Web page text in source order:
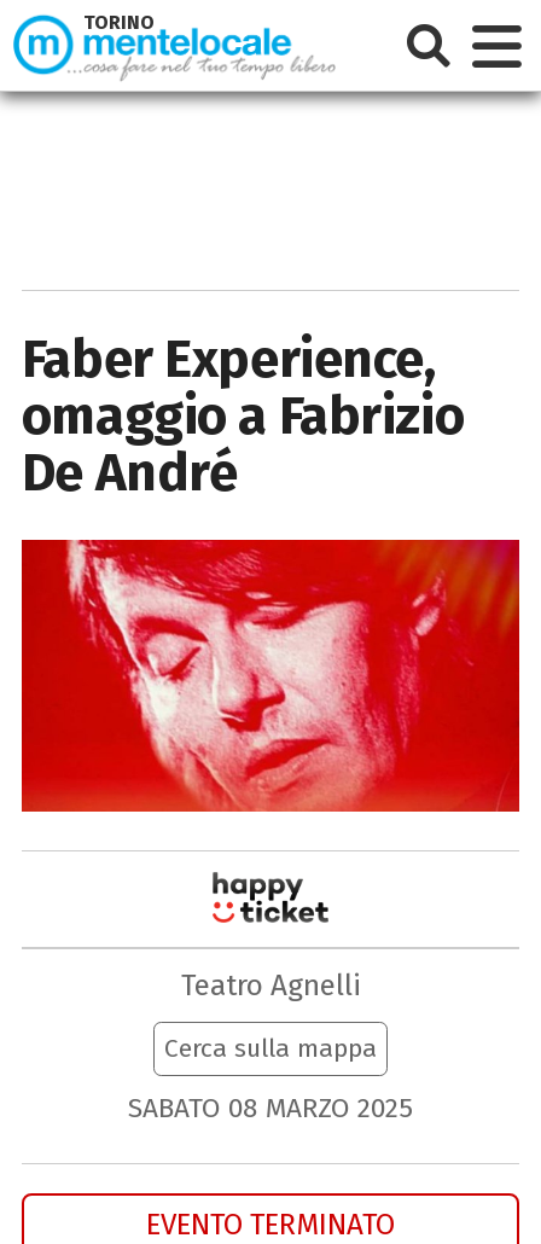
Faber Experience,
omaggio a Fabrizio
De André
Teatro Agnelli
Cerca sulla mappa
SABATO 08 MARZO 2025
EVENTO TERMINATO
TORINO